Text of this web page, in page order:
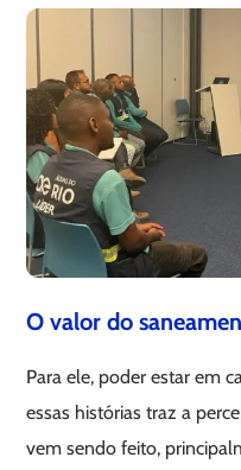
O valor do
Para ele, poder estar em
essas histórias traz a
vem sendo feito,